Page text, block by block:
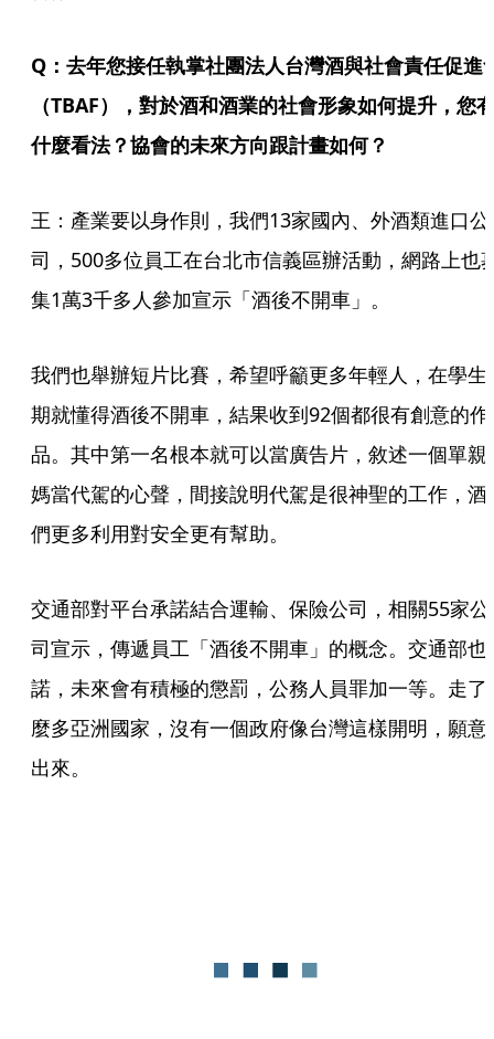
Q：去年您接任執掌社團法人台灣酒與社會責任促進
（TBAF），對於酒和酒業的社會形象如何提升，您
什麼看法？協會的未來方向跟計畫如何？
王：產業要以身作則，我們13家國內、外酒類進口公
司，500多位員工在台北市信義區辦活動，網路上也
集1萬3千多人參加宣示「酒後不開車」。
我們也舉辦短片比賽，希望呼籲更多年輕人，在學生
期就懂得酒後不開車，結果收到92個都很有創意的作
品。其中第一名根本就可以當廣告片，敘述一個單親
媽當代駕的心聲，間接說明代駕是很神聖的工作，酒
們更多利用對安全更有幫助。
交通部對平台承諾結合運輸、保險公司，相關55家公
司宣示，傳遞員工「酒後不開車」的概念。交通部也
諾，未來會有積極的懲罰，公務人員罪加一等。走了
麼多亞洲國家，沒有一個政府像台灣這樣開明，願意
出來。